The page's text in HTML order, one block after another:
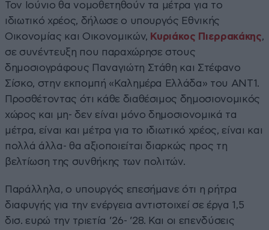
Τον Ιούνιο θα νομοθετηθούν τα μέτρα για το
ιδιωτικό χρέος, δήλωσε ο υπουργός Εθνικής
Οικονομίας και Οικονομικών, Κυριάκος Πιερρακάκης,
σε συνέντευξη που παραχώρησε στους
δημοσιογράφους Παναγιώτη Στάθη και Στέφανο
Σίσκο, στην εκπομπή «Καλημέρα Ελλάδα» του ΑΝΤ1.
Προσθέτοντας ότι κάθε διαθέσιμος δημοσιονομικός
χώρος και μη- δεν είναι μόνο δημοσιονομικά τα
μέτρα, είναι και μέτρα για το ιδιωτικό χρέος, είναι και
πολλά άλλα- θα αξιοποιείται διαρκώς προς τη
βελτίωση της συνθήκης των πολιτών.
Παράλληλα, ο υπουργός επεσήμανε ότι η ρήτρα
διαφυγής για την ενέργεια αντιστοιχεί σε έργα 1,5
δισ. ευρώ την τριετία ’26- ’28. Και οι επενδύσεις